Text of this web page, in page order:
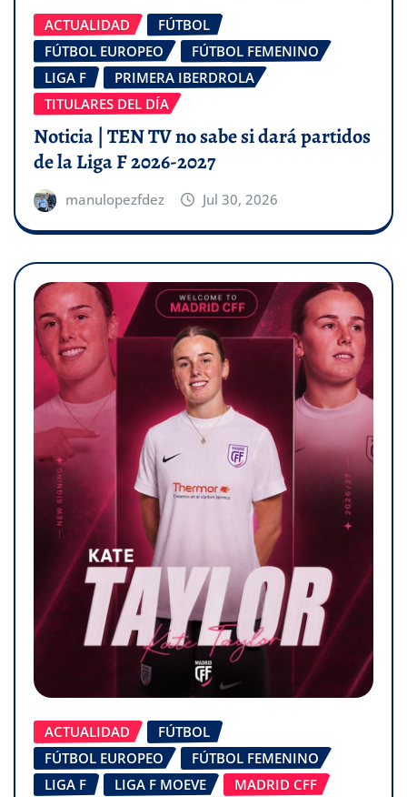
ACTUALIDAD
FÚTBOL
FÚTBOL EUROPEO
FÚTBOL FEMENINO
LIGA F
PRIMERA IBERDROLA
TITULARES DEL DÍA
Noticia | TEN TV no sabe si dará partidos
de la Liga F 2026-2027
manulopezfdez Jul 30, 2026
ACTUALIDAD
FÚTBOL
FÚTBOL EUROPEO
FÚTBOL FEMENINO
LIGA F
LIGA F MOEVE MADRID CFF